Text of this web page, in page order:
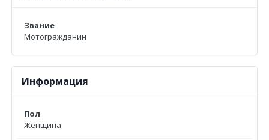
Звание
Мотогражданин
Информация
Пол
Женщина